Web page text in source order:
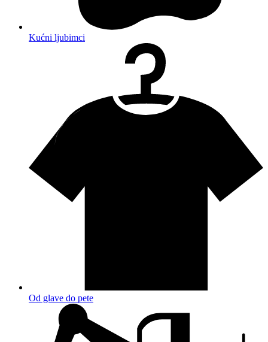
Kućni ljubimci
Od glave do pete